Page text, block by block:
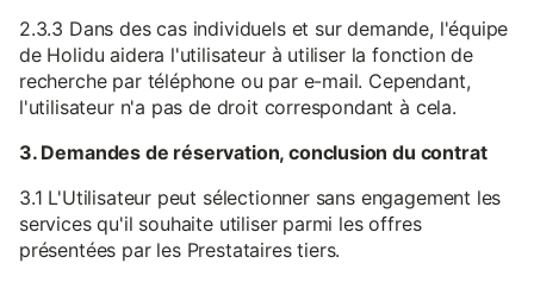
2.3.3 Dans des cas individuels et sur demande, l'équipe
de Holidu aidera l'utilisateur à utiliser la fonction de
recherche par téléphone ou par e-mail. Cependant,
l'utilisateur n'a pas de droit correspondant à cela.
3. Demandes de réservation, conclusion du contrat
3.1 L'Utilisateur peut sélectionner sans engagement les
services qu'il souhaite utiliser parmi les offres
présentées par les Prestataires tiers.